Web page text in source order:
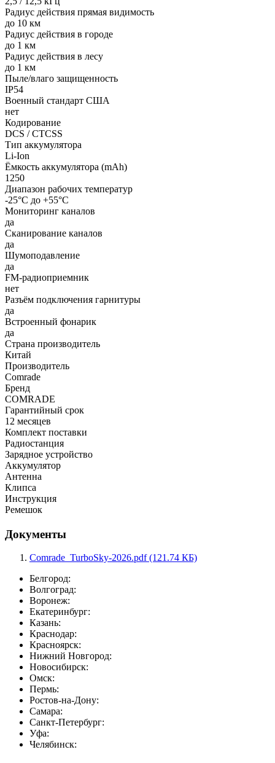
Радиус действия прямая видимость
до 10 км
Радиус действия в городе
до 1 км
Радиус действия в лесу
до 1 км
Пыле/влаго защищенность
IP54
Военный стандарт США
нет
Кодирование
DCS / CTCSS
Тип аккумулятора
Li-Ion
Ёмкость аккумулятора (mAh)
1250
Диапазон рабочих температур
-25°С до +55°С
Мониторинг каналов
да
Сканирование каналов
да
Шумоподавление
да
FM-радиоприемник
нет
Разъём подключения гарнитуры
да
Встроенный фонарик
да
Страна производитель
Китай
Производитель
Comrade
Бренд
COMRADE
Гарантийный срок
12 месяцев
Комплект поставки
Радиостанция
Зарядное устройство
Аккумулятор
Антенна
Клипса
Инструкция
Ремешок
Документы
Comrade_TurboSky-2026.pdf (121.74 КБ)
Белгород:
Волгоград:
Воронеж:
Екатеринбург:
Казань:
Краснодар:
Красноярск:
Нижний Новгород:
Новосибирск:
Омск:
Пермь:
Ростов-на-Дону:
Самара:
Санкт-Петербург:
Уфа:
Челябинск: